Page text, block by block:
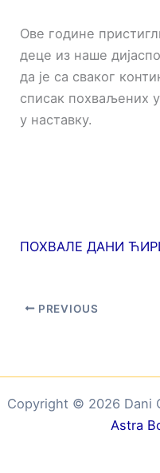
Ове године
деце из наше
да је са сваког
списак похваљених
у наставку.
ПОХВАЛЕ ДАНИ
PREVIOUS
Copyright © 2026 Dani
Astra